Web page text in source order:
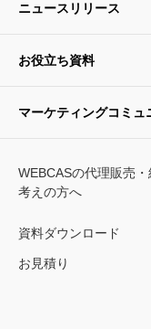
ニュースリリース
お役立ち資料
マーケティングコミュ
WEBCASの代理販売
考えの方へ
資料ダウンロード
お見積り